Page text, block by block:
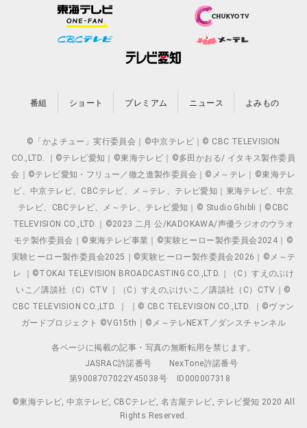
番組 ショート プレミアム ニュース よみもの
©「かよチュー」実行委員会｜©中京テレビ｜© CBC TELEVISION
CO.,LTD. ｜©テレビ愛知｜©東海テレビ｜©多田かおる/ イタキス製作委員
会｜©テレビ愛知・フリュー／徹之進製作委員会｜©メ～テレ｜©東海テレ
ビ、中京テレビ、CBCテレビ、メ～テレ、テレビ愛知｜東海テレビ、中京
テレビ、CBCテレビ、メ～テレ、テレビ愛知｜© Studio Ghibli｜©CBC
TELEVISION CO.,LTD.｜©2023 二月 公/KADOKAWA/声優ラジオのウラオ
モテ製作委員会｜©東海テレビ事業｜©実験ヒーロー製作委員会2024｜©
実験ヒーロー製作委員会2025｜©実験ヒーロー製作委員会2026｜©メ～テ
レ ｜©TOKAI TELEVISION BROADCASTING CO.,LTD.｜（C）すえのぶけ
いこ／講談社（C）CTV ｜（C）すえのぶけいこ／講談社（C）CTV｜©
CBC TELEVISION CO.,LTD. ｜ ｜© CBC TELEVISION CO.,LTD. ｜©ヴァン
ガードプロジェクト ©VG15th｜©メ～テレNEXT／ダンスチャンネル
各ページに掲載の記事・写真の無断転用を禁じます。
JASRAC許諾番号
NexTone許諾番号
第9008707022Y45038号
ID000007318
©東海テレビ, 中京テレビ, CBCテレビ, 名古屋テレビ, テレビ愛知 2020 All
Rights Reserved.